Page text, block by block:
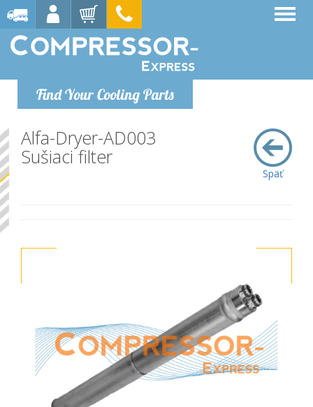
Find Your Cooling Parts
Späť
Alfa-Dryer-AD003
Sušiaci filter